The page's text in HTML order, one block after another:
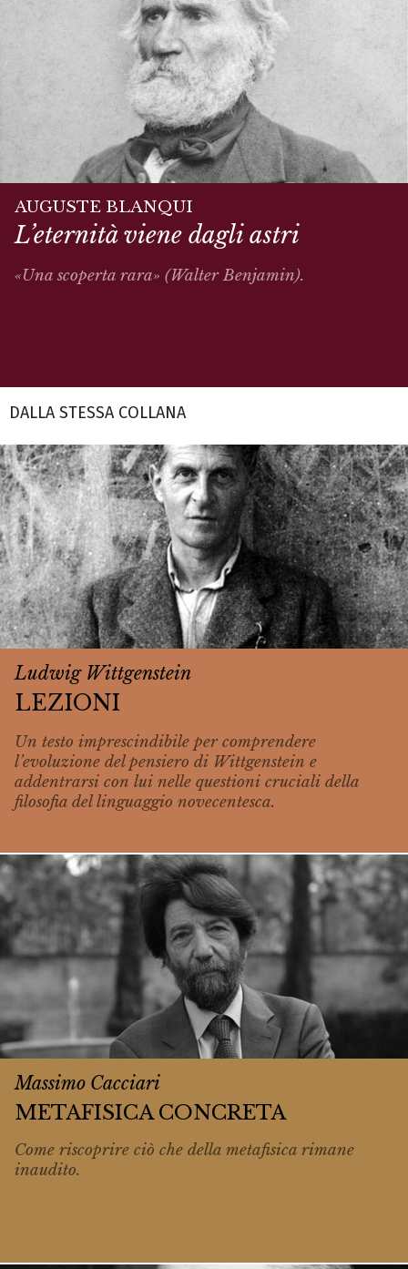
AUGUSTE BLANQUI
L’eternità viene dagli astri
«Una scoperta rara» (Walter Benjamin).
DALLA STESSA COLLANA
Ludwig Wittgenstein
LEZIONI
Un testo imprescindibile per comprendere
l’evoluzione del pensiero di Wittgenstein e
addentrarsi con lui nelle questioni cruciali della
filosofia del linguaggio novecentesca.
Massimo Cacciari
METAFISICA CONCRETA
Come riscoprire ciò che della metafisica rimane
inaudito.